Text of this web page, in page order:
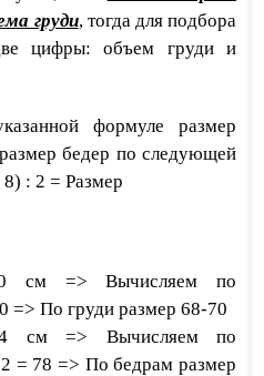
груди, тогда для подбора
цифры: объем груди и
формуле размер
бедер по следующей
: 2 = Размер
см =>Вычисляем по
=> По груди размер 68-70
см => Вычисляем по
= 78 => По бедрам размер